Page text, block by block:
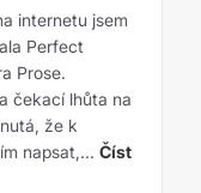
internetu jsem
Perfect
Prose.
čekací lhůta na
že k
napsat,... Číst